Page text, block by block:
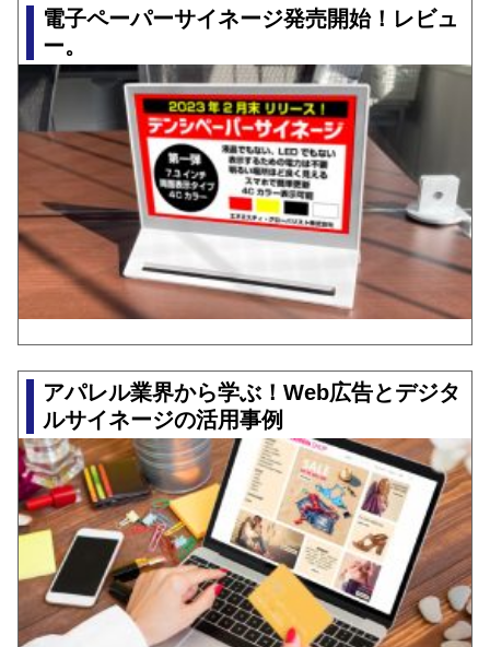
電子ペーパーサイネージ発売開始！レビュ
ー。
アパレル業界から学ぶ！Web広告とデジタ
ルサイネージの活用事例